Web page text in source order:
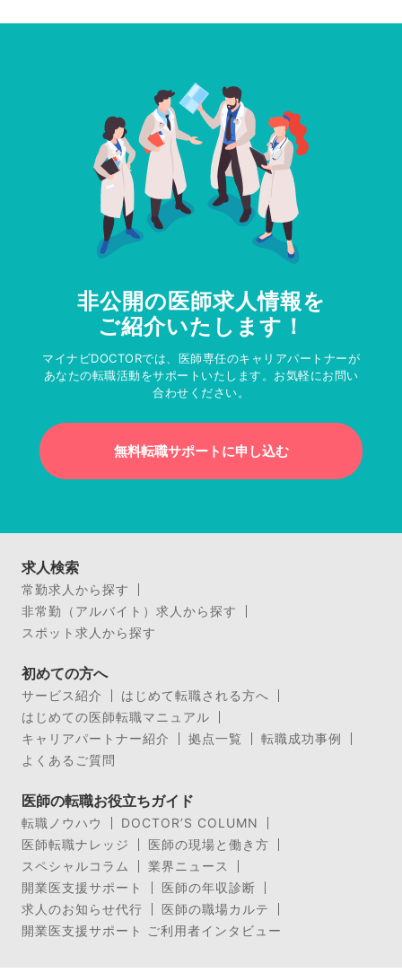
非公開の医師求人情報を
ご紹介いたします！
マイナビDOCTORでは、医師専任のキャリアパートナーが
あなたの転職活動をサポートいたします。お気軽にお問い
合わせください。
無料転職サポートに申し込む
求人検索
常勤求人から探す
非常勤（アルバイト）求人から探す
スポット求人から探す
初めての方へ
サービス紹介
はじめて転職される方へ
はじめての医師転職マニュアル
キャリアパートナー紹介
拠点一覧
転職成功事例
よくあるご質問
医師の転職お役立ちガイド
転職ノウハウ
DOCTOR’S COLUMN
医師転職ナレッジ
医師の現場と働き方
スペシャルコラム
業界ニュース
開業医支援サポート
医師の年収診断
求人のお知らせ代行
医師の職場カルテ
開業医支援サポート ご利用者インタビュー